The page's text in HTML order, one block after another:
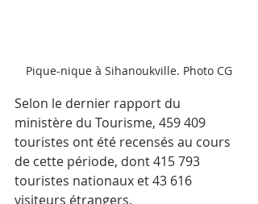
Pique-nique à Sihanoukville. Photo CG
Selon le dernier rapport du
ministère du Tourisme, 459 409
touristes ont été recensés au cours
de cette période, dont 415 793
touristes nationaux et 43 616
visiteurs étrangers.